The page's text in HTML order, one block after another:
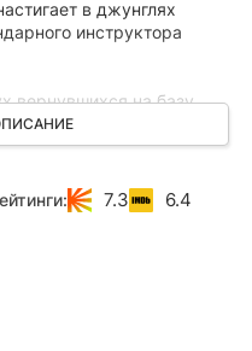
в джунглях
инструктора
вернувшихся на базу
Для расследования
отряда
– в наркотиках
лгут...
7.3 6.4